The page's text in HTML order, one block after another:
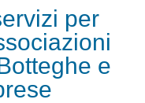
per
e